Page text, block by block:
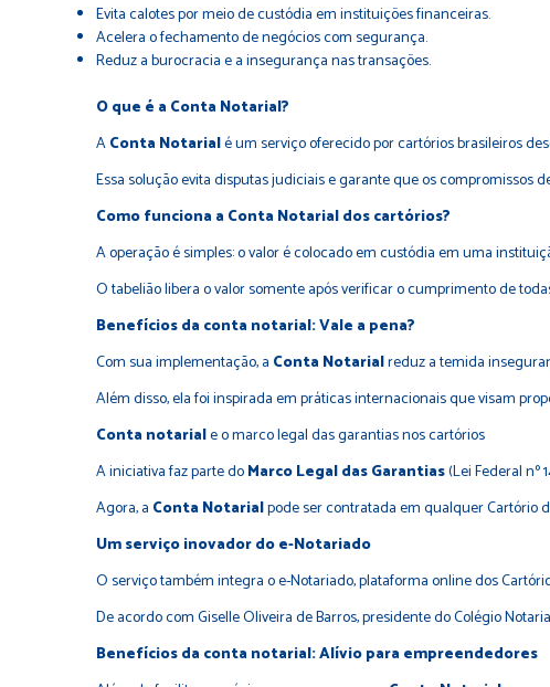
Evita calotes por meio de custódia em instituições financeiras.
Acelera o fechamento de negócios com segurança.
Reduz a burocracia e a insegurança nas transações.
O que é a Conta Notarial?
AConta Notarialé um serviço oferecido por cartórios brasileiros
Essa solução evita disputas judiciais e garante que os compromissos
Como funciona a Conta Notarial dos cartórios?
A operação é simples: o valor é colocado em custódia em uma
O tabelião libera o valor somente após verificar o cumprimento de
Benefícios da conta notarial: Vale a pena?
Com sua implementação, a Conta Notarialreduz a temida
Além disso, ela foi inspirada em práticas internacionais que visam
Conta notariale o marco legal das garantias nos cartórios
A iniciativa faz parte doMarco Legal das Garantias(Lei Federal nº
Agora, a Conta Notarialpode ser contratada em qualquer Cartório
Um serviço inovador do e-Notariado
O serviço também integra o e-Notariado, plataforma online dos
De acordo com Giselle Oliveira de Barros, presidente do Colégio
Benefícios da conta notarial: Alívio para empreendedores